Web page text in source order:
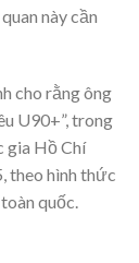
này cần
cho rằng ông
U90+”, trong
gia Hồ Chí
theo hình thức
quốc.